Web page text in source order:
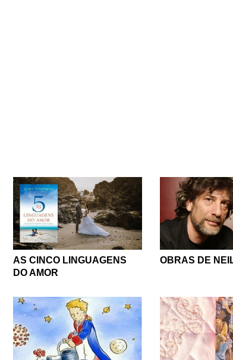
AS CINCO LINGUAGENS
DO AMOR
OBRAS DE